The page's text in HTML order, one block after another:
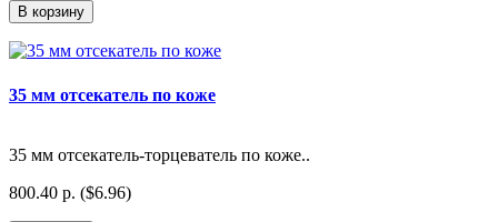
В корзину
35 мм отсекатель по коже
35 мм отсекатель-торцеватель по коже..
800.40 р. ($6.96)